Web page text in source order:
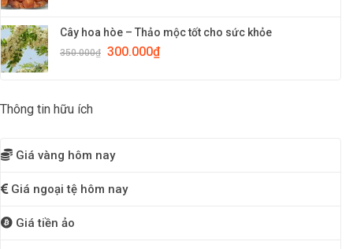
Cây hoa hòe – Thảo mộc tốt cho sức khỏe
350.000₫ 300.000₫
Thông tin hữu ích
Giá vàng hôm nay
Giá ngoại tệ hôm nay
Giá tiền ảo